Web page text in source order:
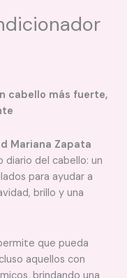
cabello más fuerte,
Mariana Zapata
diario del cabello: un
para ayudar a
brillo y una
que pueda
aquellos con